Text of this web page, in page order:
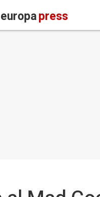
europapress